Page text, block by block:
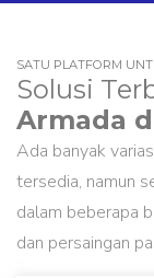
SATU PLATFORM
Solusi
Armada
Ada banyak
tersedia, namun
dalam beberapa
dan persaingan